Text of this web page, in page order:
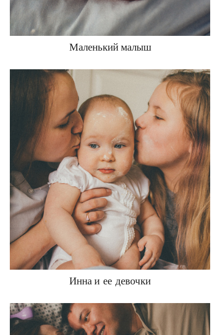
Маленький малыш
Инна и ее девочки